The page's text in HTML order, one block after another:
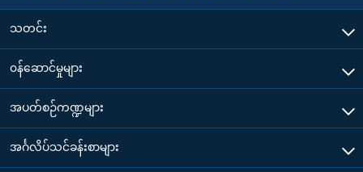
သတင်း
၀န်ဆောင်မှုများ
အပတ်စဉ်ကဏ္ဍများ
အင်္ဂလိပ်သင်ခန်းစာများ